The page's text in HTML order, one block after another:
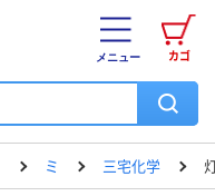
カゴ
メニュー
ミ 三宅化学